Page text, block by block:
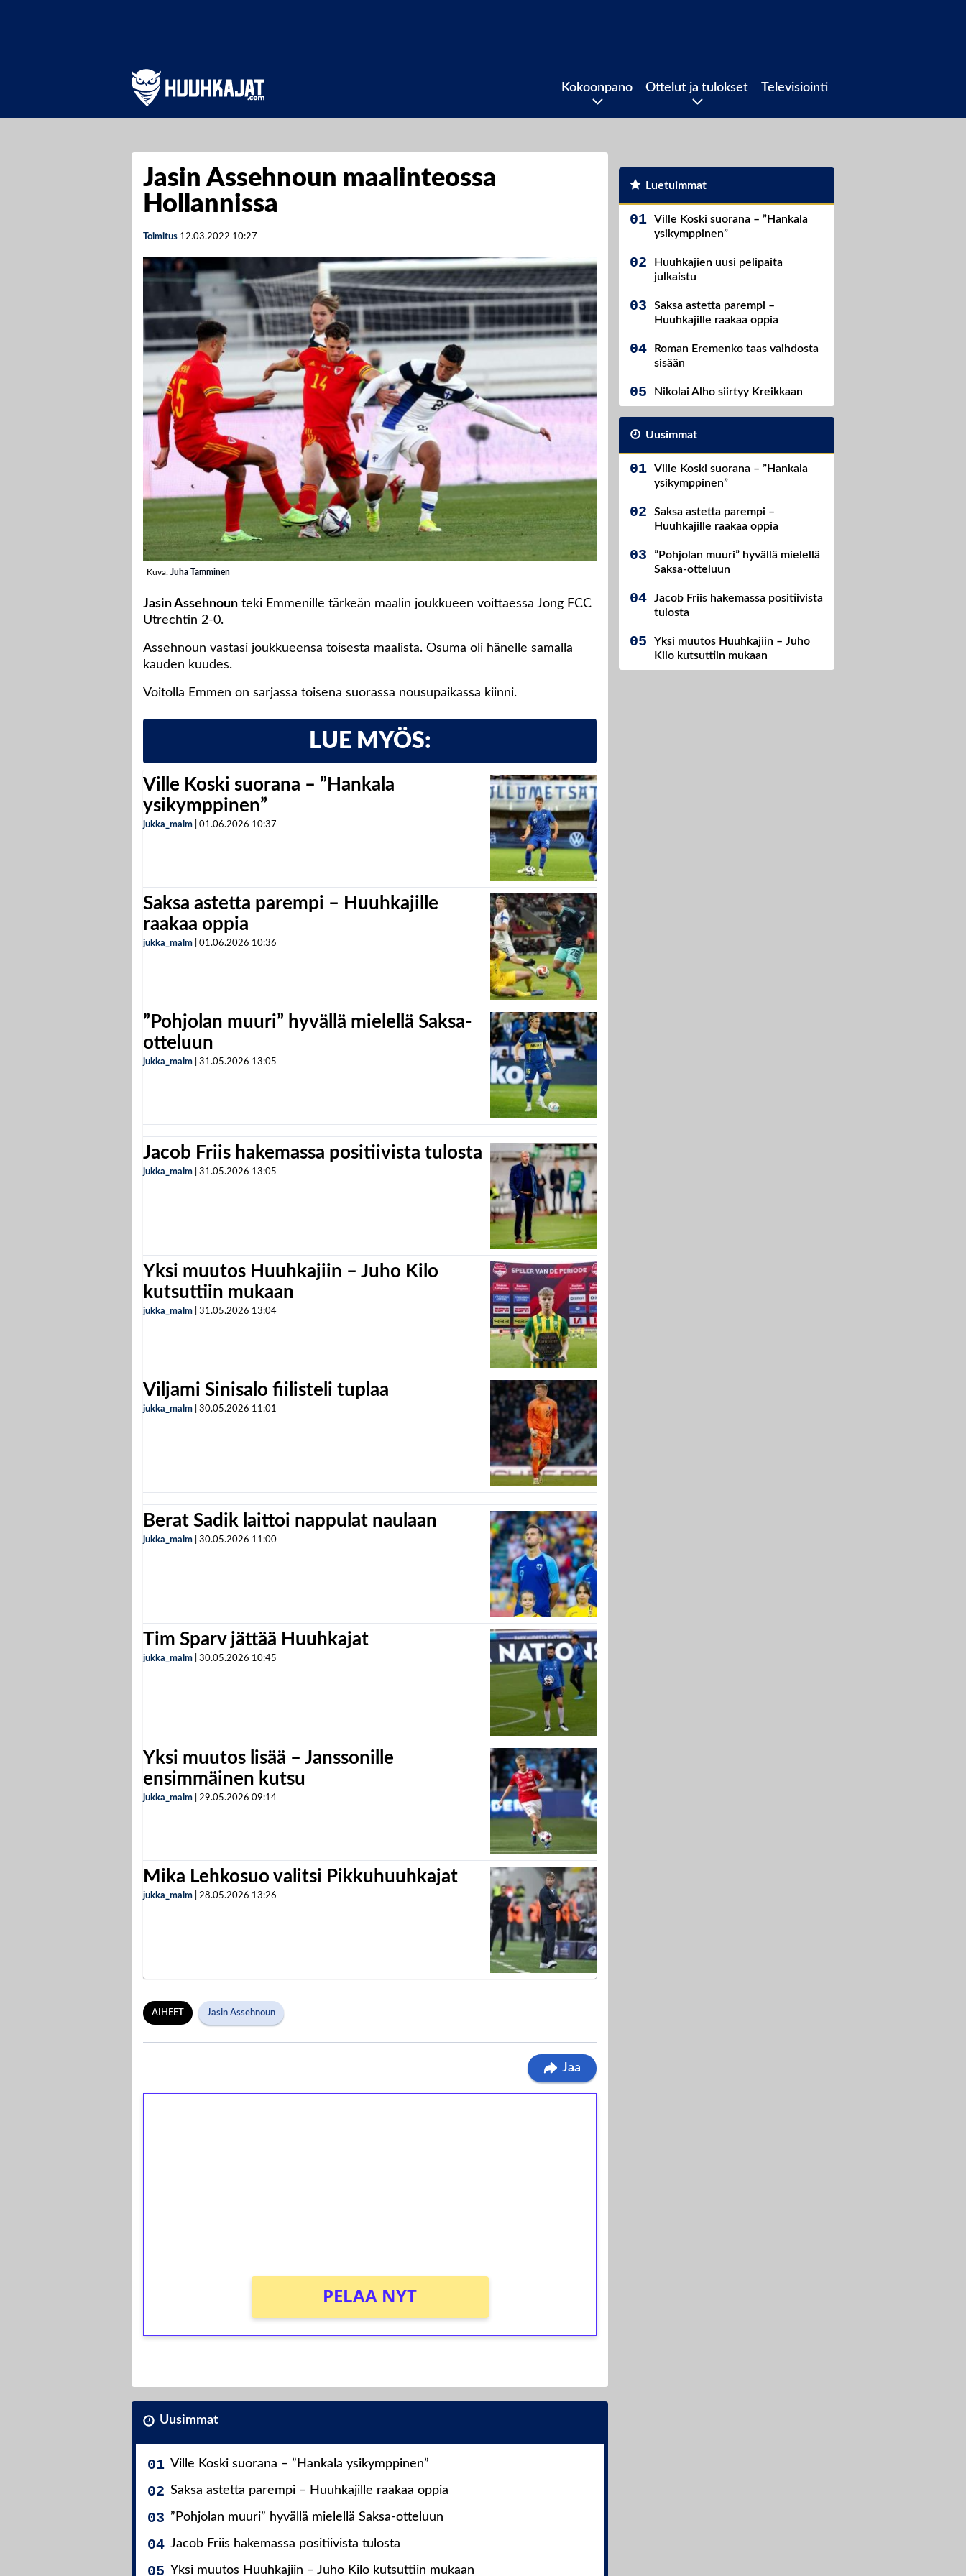
Kokoonpano Ottelut ja tulokset Televisiointi
Jasin Assehnoun maalinteossa
Hollannissa
Toimitus 12.03.2022 10:27
Kuva: Juha Tamminen
Jasin Assehnoun teki Emmenille tärkeän maalin joukkueen voittaessa Jong FCC
Utrechtin 2-0.
Assehnoun vastasi joukkueensa toisesta maalista. Osuma oli hänelle samalla
kauden kuudes.
Voitolla Emmen on sarjassa toisena suorassa nousupaikassa kiinni.
LUE MYÖS:
Ville Koski suorana – ”Hankala
ysikymppinen”
jukka_malm 01.06.2026 10:37
Saksa astetta parempi – Huuhkajille
raakaa oppia
jukka_malm 01.06.2026 10:36
”Pohjolan muuri” hyvällä mielellä Saksa-
otteluun
jukka_malm 31.05.2026 13:05
Jacob Friis hakemassa positiivista tulosta
jukka_malm 31.05.2026 13:05
Yksi muutos Huuhkajiin – Juho Kilo
kutsuttiin mukaan
jukka_malm 31.05.2026 13:04
Viljami Sinisalo fiilisteli tuplaa
jukka_malm 30.05.2026 11:01
Berat Sadik laittoi nappulat naulaan
jukka_malm 30.05.2026 11:00
Tim Sparv jättää Huuhkajat
jukka_malm 30.05.2026 10:45
Yksi muutos lisää – Janssonille
ensimmäinen kutsu
jukka_malm 29.05.2026 09:14
Mika Lehkosuo valitsi Pikkuhuuhkajat
jukka_malm 28.05.2026 13:26
AIHEET Jasin Assehnoun
Jaa
PELAA NYT
Uusimmat
Ville Koski suorana – ”Hankala ysikymppinen”
Saksa astetta parempi – Huuhkajille raakaa oppia
”Pohjolan muuri” hyvällä mielellä Saksa-otteluun
Jacob Friis hakemassa positiivista tulosta
Yksi muutos Huuhkajiin – Juho Kilo kutsuttiin mukaan
Luetuimmat
Ville Koski suorana – ”Hankala
ysikymppinen”
Huuhkajien uusi pelipaita
julkaistu
Saksa astetta parempi –
Huuhkajille raakaa oppia
Roman Eremenko taas vaihdosta
sisään
Nikolai Alho siirtyy Kreikkaan
Uusimmat
Ville Koski suorana – ”Hankala
ysikymppinen”
Saksa astetta parempi –
Huuhkajille raakaa oppia
”Pohjolan muuri” hyvällä mielellä
Saksa-otteluun
Jacob Friis hakemassa positiivista
tulosta
Yksi muutos Huuhkajiin – Juho
Kilo kutsuttiin mukaan